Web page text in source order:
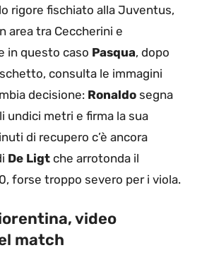
rigore fischiato alla Juventus,
area tra Ceccherini e
in questo caso Pasqua, dopo
consulta le immagini
decisione: Ronaldo segna
undici metri e firma la sua
di recupero c’è ancora
De Ligt che arrotonda il
forse troppo severo per i viola.
video
match